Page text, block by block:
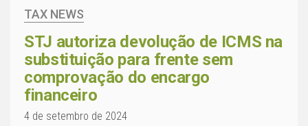
TAX NEWS
STJ autoriza devolução de ICMS na
substituição para frente sem
comprovação do encargo
financeiro
4 de setembro de 2024